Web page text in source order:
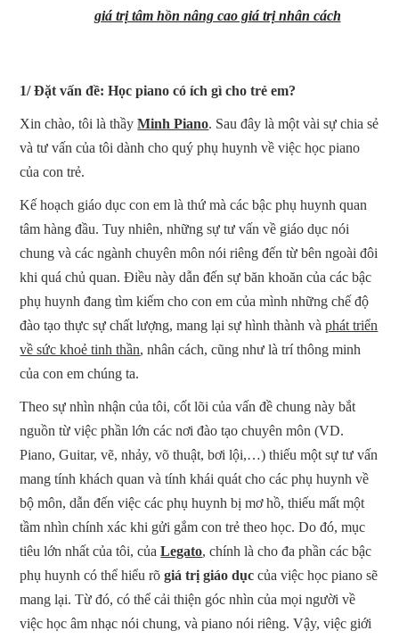
giá trị tâm hồn nâng cao giá trị nhân cách
1/ Đặt vấn đề: Học piano có ích gì cho trẻ em?
Xin chào, tôi là thầyMinh Piano. Sau đây là một vài sự chia sẻ
và tư vấn của tôi dành cho quý phụ huynh về việc học piano
của con trẻ.
Kế hoạch giáo dục con em là thứ mà các bậc phụ huynh quan
tâm hàng đầu. Tuy nhiên, những sự tư vấn về giáo dục nói
chung và các ngành chuyên môn nói riêng đến từ bên ngoài đôi
khi quá chủ quan. Điều này dẫn đến sự băn khoăn của các bậc
phụ huynh đang tìm kiếm cho con em của mình những chế độ
đào tạo thực sự chất lượng, mang lại sự hình thành vàphát triển
về sức khoẻ tinh thần, nhân cách, cũng như là trí thông minh
của con em chúng ta.
Theo sự nhìn nhận của tôi, cốt lõi của vấn đề chung này bắt
nguồn từ việc phần lớn các nơi đào tạo chuyên môn (VD.
Piano, Guitar, vẽ, nhảy, võ thuật, bơi lội,…) thiếu một sự tư vấn
mang tính khách quan và tính khái quát cho các phụ huynh về
bộ môn, dẫn đến việc các phụ huynh bị mơ hồ, thiếu mất một
tầm nhìn chính xác khi gửi gắm con trẻ theo học. Do đó, mục
tiêu lớn nhất của tôi, củaLegato, chính là cho đa phần các bậc
phụ huynh có thể hiểu rõgiá trị giáo dục của việc học piano sẽ
mang lại. Từ đó, có thể cải thiện góc nhìn của mọi người về
việc học âm nhạc nói chung, và piano nói riêng. Vậy, việc giới